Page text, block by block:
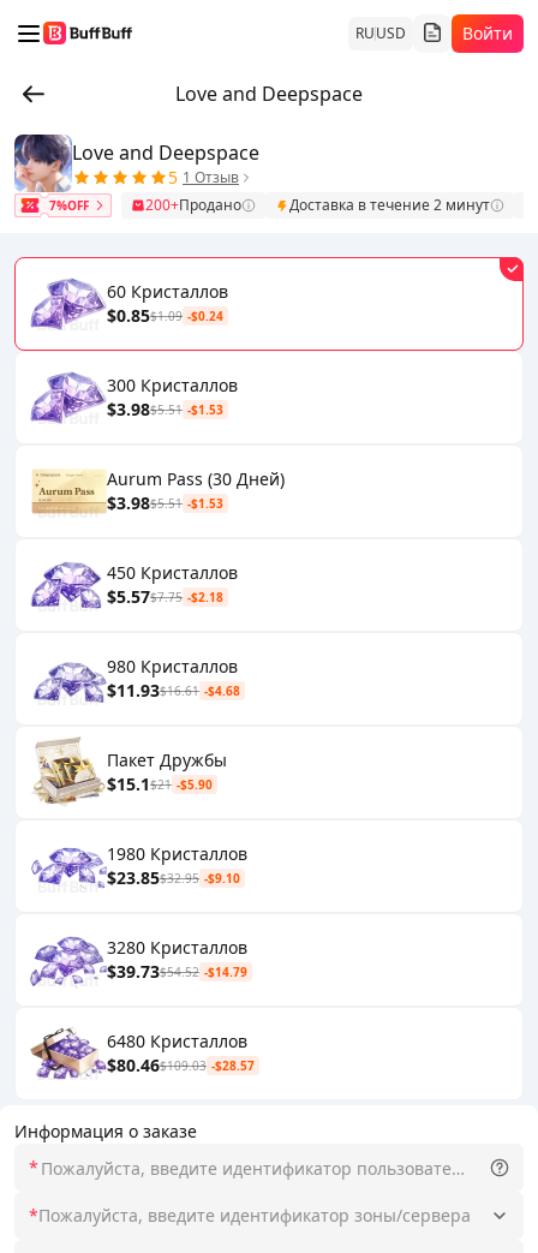
RUUSD Войти
Love and Deepspace
Информация о заказе
*
*Пожалуйста, введите идентификатор зоны/сервера
Love and Deepspace
5 1 Отзыв
7%OFF 200+Продано Доставка в течение 2 минут
60 Кристаллов
$0.85$1.09 -$0.24
300 Кристаллов
$3.98$5.51 -$1.53
Aurum Pass (30 Дней)
$3.98$5.51 -$1.53
450 Кристаллов
$5.57$7.75 -$2.18
980 Кристаллов
$11.93$16.61 -$4.68
Пакет Дружбы
$15.1$21 -$5.90
1980 Кристаллов
$23.85$32.95 -$9.10
3280 Кристаллов
$39.73$54.52 -$14.79
6480 Кристаллов
$80.46$109.03 -$28.57